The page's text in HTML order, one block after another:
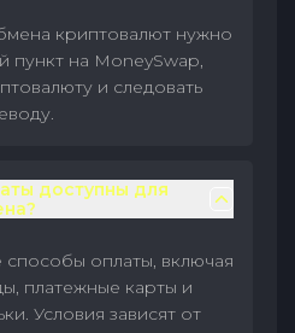
криптовалют нужно
пункт на MoneySwap,
и следовать
доступны для
оплаты, включая
платежные карты и
Условия зависят от